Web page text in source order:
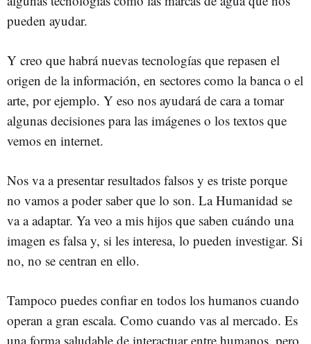
pueden ayudar.
Y creo que habrá nuevas tecnologías que repasen el
origen de la información, en sectores como la banca o el
arte, por ejemplo. Y eso nos ayudará de cara a tomar
algunas decisiones para las imágenes o los textos que
vemos en internet.
Nos va a presentar resultados falsos y es triste porque
no vamos a poder saber que lo son. La Humanidad se
va a adaptar. Ya veo a mis hijos que saben cuándo una
imagen es falsa y, si les interesa, lo pueden investigar. Si
no, no se centran en ello.
Tampoco puedes confiar en todos los humanos cuando
operan a gran escala. Como cuando vas al mercado. Es
una forma saludable de interactuar entre humanos, pero